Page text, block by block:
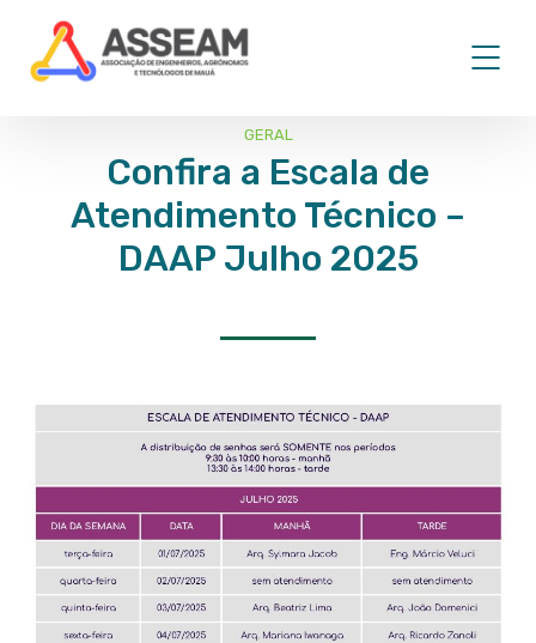
GERAL
Confira a Escala de
Atendimento Técnico –
DAAP Julho 2025